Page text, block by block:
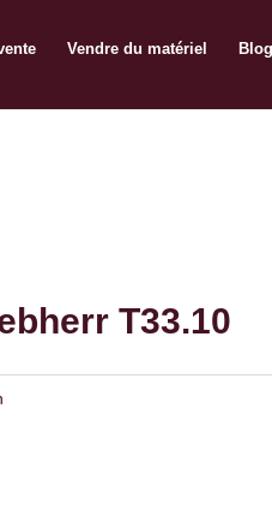
Vendre du matériel Blog
T33.10